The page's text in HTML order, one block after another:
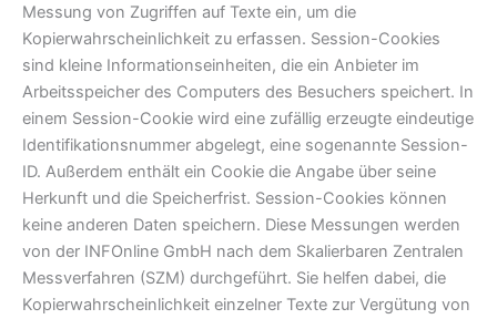
Messung von Zugriffen auf Texte ein, um die
Kopierwahrscheinlichkeit zu erfassen. Session-Cookies
sind kleine Informationseinheiten, die ein Anbieter im
Arbeitsspeicher des Computers des Besuchers speichert. In
einem Session-Cookie wird eine zufällig erzeugte eindeutige
Identifikationsnummer abgelegt, eine sogenannte Session-
ID. Außerdem enthält ein Cookie die Angabe über seine
Herkunft und die Speicherfrist. Session-Cookies können
keine anderen Daten speichern. Diese Messungen werden
von der INFOnline GmbH nach dem Skalierbaren Zentralen
Messverfahren (SZM) durchgeführt. Sie helfen dabei, die
Kopierwahrscheinlichkeit einzelner Texte zur Vergütung von